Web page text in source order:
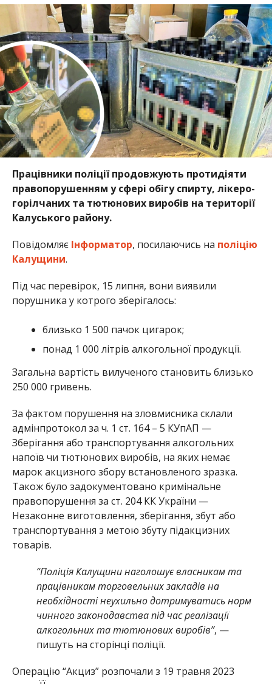
Працівники поліції продовжують протидіяти
правопорушенням у сфері обігу спирту, лікеро-
горілчаних та тютюнових виробів на території
Калуського району.
Повідомляє Інформатор, посилаючись на поліцію
Калущини.
Під час перевірок, 15 липня, вони виявили
порушника у котрого зберігалось:
близько 1 500 пачок цигарок;
понад 1 000 літрів алкогольної продукції.
Загальна вартість вилученого становить близько
250 000 гривень.
За фактом порушення на зловмисника склали
адмінпротокол за ч. 1 ст. 164 – 5 КУпАП —
Зберігання або транспортування алкогольних
напоїв чи тютюнових виробів, на яких немає
марок акцизного збору встановленого зразка.
Також було задокументовано кримінальне
правопорушення за ст. 204 КК України —
Незаконне виготовлення, зберігання, збут або
транспортування з метою збуту підакцизних
товарів.
“Поліція Калущини наголошує власникам та
працівникам торговельних закладів на
необхідності неухильно дотримуватись норм
чинного законодавства під час реалізації
алкогольних та тютюнових виробів”, —
пишуть на сторінці поліції.
Операцію “Акциз” розпочали з 19 травня 2023